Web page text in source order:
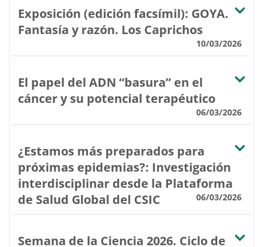
Exposición (edición facsímil): GOYA.
Fantasía y razón. Los Caprichos
10/03/2026
El papel del ADN “basura” en el
cáncer y su potencial terapéutico
06/03/2026
¿Estamos más preparados para
próximas epidemias?: Investigación
interdisciplinar desde la Plataforma
de Salud Global del CSIC
06/03/2026
Semana de la Ciencia 2026. Ciclo de